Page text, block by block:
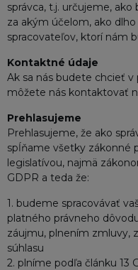
správca, t.j. určujeme,
za akým účelom, ako
spracovateľov, ktorí nám
Kontaktné údaje
Ak sa nás budete chcieť v
môžete nás kontaktovať
Prehlasujeme
Prehlasujeme, že ako
spĺňame všetky zákonné
legislatívou, najmä
GDPR a teda že:
1. budeme spracovávať
platného právneho
záujmu, plnením zmluvy,
súhlasu
2. plníme podľa článku 13